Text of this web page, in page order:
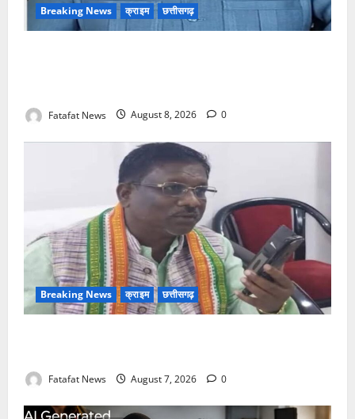
Breaking News क्राइम छत्तीसगढ़
Fatafat News August 8, 2026 0
Breaking News क्राइम छत्तीसगढ़
Fatafat News August 7, 2026 0